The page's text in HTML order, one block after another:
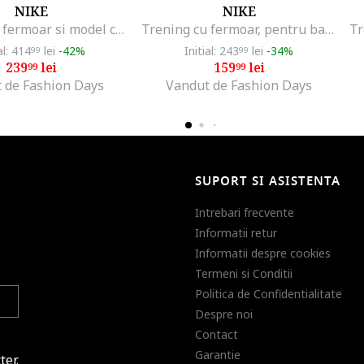
NIKE
Trening cu fermoar si model colorblock Sportswear, Alb/Negru stins
41499 lei -42%
23999lei
Fashion Days
NIKE
Trening cu fermoar, pentru baschet Air Jordan, Rosu/Negru/Alb optic
Initial: 24399 lei -34%
15999lei
Vandut de Fashion Days
SUPORT SI ASISTENTA
Intrebari frecvente
Informatii retur
Informatii despre cookies
Termeni si Conditii
Politica de Confidentialitate
Despre noi
Contact
Garantie